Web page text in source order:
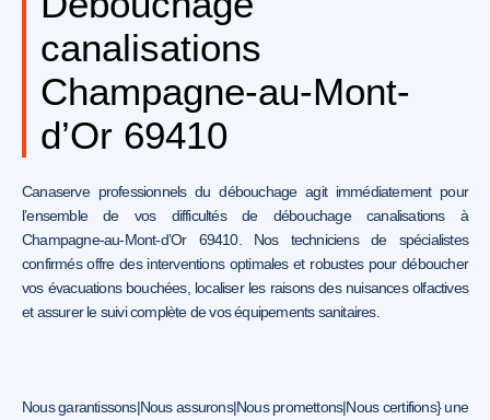
canalisations
Champagne-au-Mont-
d’Or 69410
Canaserve professionnels du débouchage agit immédiatement pour
l’ensemble de vos difficultés de débouchage canalisations à
Champagne-au-Mont-d’Or 69410. Nos techniciens de spécialistes
confirmés offre des interventions optimales et robustes pour déboucher
vos évacuations bouchées, localiser les raisons des nuisances olfactives
et assurer le suivi complète de vos équipements sanitaires.
Nous garantissons|Nous assurons|Nous promettons|Nous certifions} une